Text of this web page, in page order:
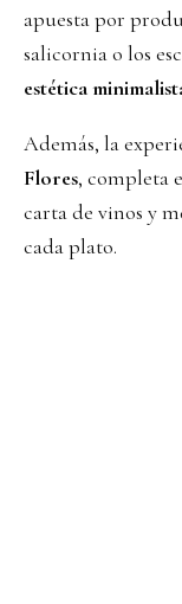
apuesta por
salicornia o los
estética
Además, la
Flores, completa
carta de vinos y
cada plato.